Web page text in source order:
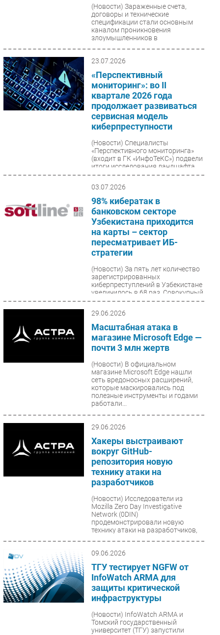
Кадры
Регулирование
Финансы
Web
Здоровье
РАЗДЕЛЫ
Тестовый стенд
(Новости) Зараженные счета,
договоры и технические
спецификации стали основным
каналом проникновения
злоумышленников в
23.07.2026
«Перспективный
мониторинг»: во II
квартале 2026 года
продолжает развиваться
сервисная модель
киберпреступности
(Новости) Специалисты
«Перспективного мониторинга»
(входит в ГК «ИнфоТеКС») подвели
итоги исследования ландшафта
киберугроз во втором квартале...
03.07.2026
98% кибератак в
банковском секторе
Узбекистана приходится
на карты – сектор
пересматривает ИБ-
стратегии
(Новости) За пять лет количество
зарегистрированных
киберпреступлений в Узбекистане
увеличилось в 68 раз. Совокупный
ущерб за 2021-2024 годы...
29.06.2026
Масштабная атака в
магазине Microsoft Edge —
почти 3 млн жертв
(Новости) В официальном
магазине Microsoft Edge нашли
сеть вредоносных расширений,
которые маскировались под
полезные инструменты и годами
работали...
29.06.2026
Хакеры выстраивают
вокруг GitHub-
репозитория новую
технику атаки на
разработчиков
(Новости) Исследователи из
Mozilla Zero Day Investigative
Network (0DIN)
продемонстрировали новую
технику атаки на разработчиков,
09.06.2026
ТГУ тестирует NGFW от
InfoWatch ARMA для
защиты критической
инфраструктуры
(Новости) InfoWatch ARMA и
Томский государственный
университет (ТГУ) запустили